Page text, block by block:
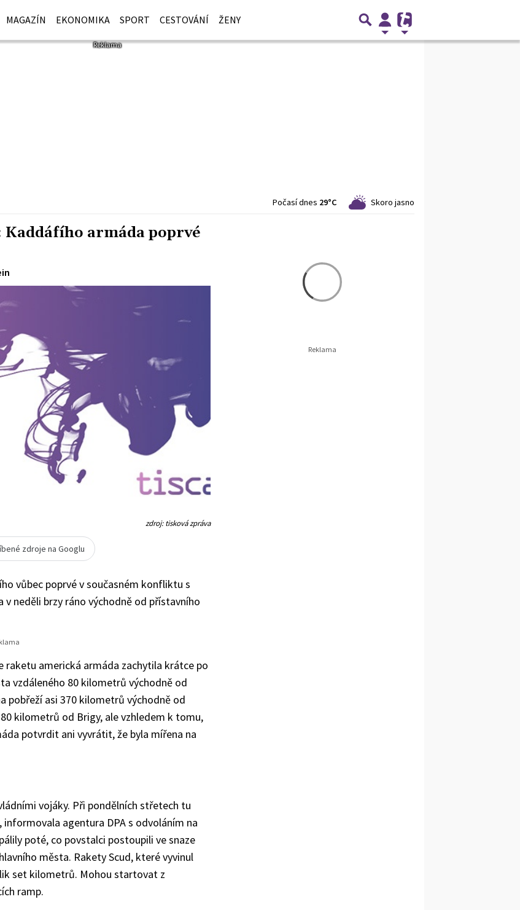
MAGAZÍN EKONOMIKA SPORT CESTOVÁNÍ ŽENY
Počasí dnes 29°C Skoro jasno
armáda poprvé
zdroj: tisková zpráva
zdroje na Googlu
vůbec poprvé v současném konfliktu s
neděli brzy ráno východně od přístavního
raketu americká armáda zachytila krátce po
vzdáleného 80 kilometrů východně od
pobřeží asi 370 kilometrů východně od
kilometrů od Brigy, ale vzhledem k tomu,
potvrdit ani vyvrátit, že byla mířena na
vojáky. Při pondělních střetech tu
agentura DPA s odvoláním na
poté, co povstalci postoupili ve snaze
města. Rakety Scud, které vyvinul
set kilometrů. Mohou startovat z
ramp.